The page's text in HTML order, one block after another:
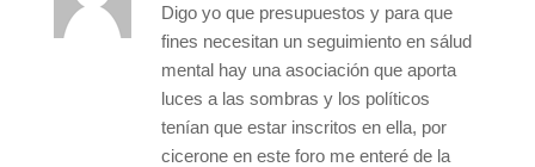
Digo yo que presupuestos y para que
fines necesitan un seguimiento en sálud
mental hay una asociación que aporta
luces a las sombras y los políticos
tenían que estar inscritos en ella, por
cicerone en este foro me enteré de la